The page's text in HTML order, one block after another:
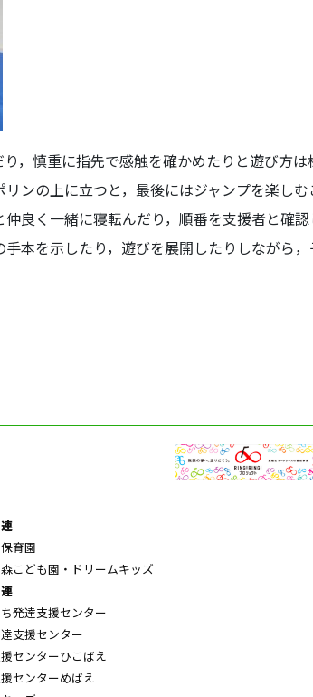
，慎重に指先で感触を確かめたりと遊び方
ンの上に立つと，最後にはジャンプを楽し
良く一緒に寝転んだり，順番を支援者と確
本を示したり，遊びを展開したりしながら
育園
こども園・ドリームキッズ
発達支援センター
支援センター
センターひこばえ
センターめばえ